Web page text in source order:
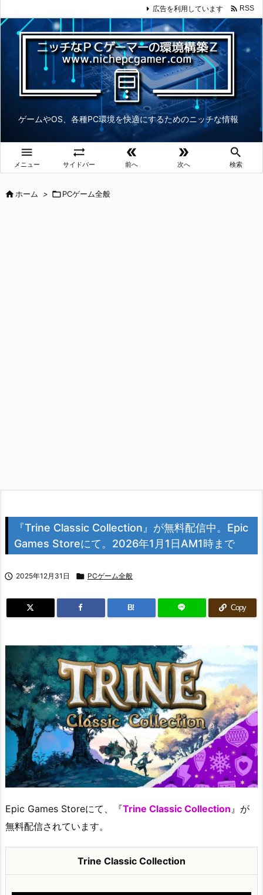
ゲームやOS、各種PC環境を快適にするためのニッチな情報

メニュー

サイドバー

前へ

次へ

検索
広告を利用しています  RSS
ホーム > PCゲーム全般
『Trine Classic Collection』が無料配信中。Epic
Games Storeにて。2026年1月1日AM1時まで
 2025年12月31日  PCゲーム全般
B! Copy
Epic Games Storeにて、『Trine Classic Collection 』が
無料配信されています。
Trine Classic Collection